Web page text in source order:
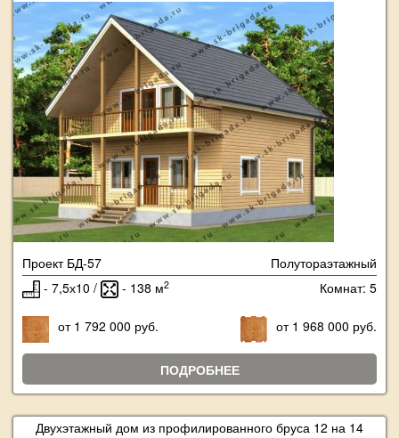
Проект БД-57
Полутораэтажный
- 7,5х10 /
- 138 м2 Комнат: 5
от 1 792 000 руб. от 1 968 000 руб.
ПОДРОБНЕЕ
Двухэтажный дом из профилированного бруса 12 на 14